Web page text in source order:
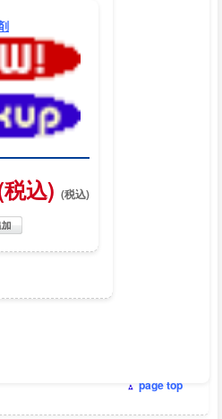
込)
page top